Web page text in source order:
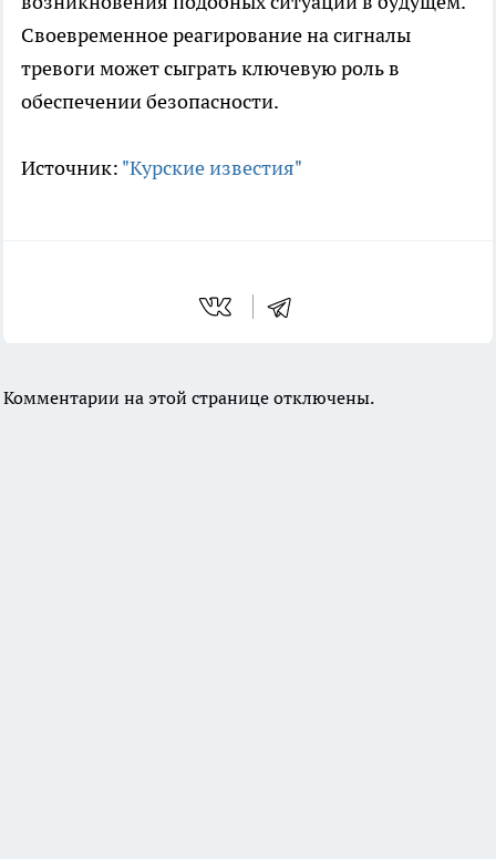
Своевременное реагирование на сигналы
тревоги может сыграть ключевую роль в
обеспечении безопасности.
Источник: "Курские известия"
Комментарии на этой странице отключены.